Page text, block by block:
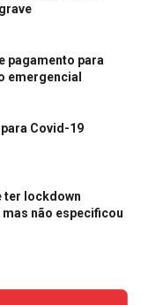
pagamento para
emergencial
Covid-19
ter lockdown
não especificou